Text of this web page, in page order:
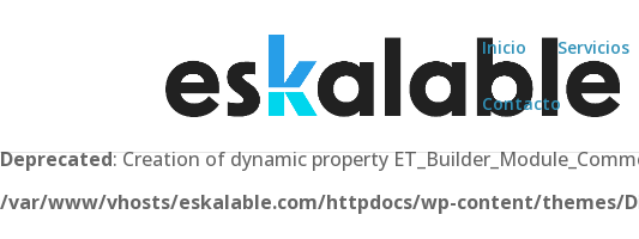
Inicio Servicios
Contacto
Deprecated: Creation of dynamic property
/var/www/vhosts/eskalable.com/httpdocs/wp-content/themes/